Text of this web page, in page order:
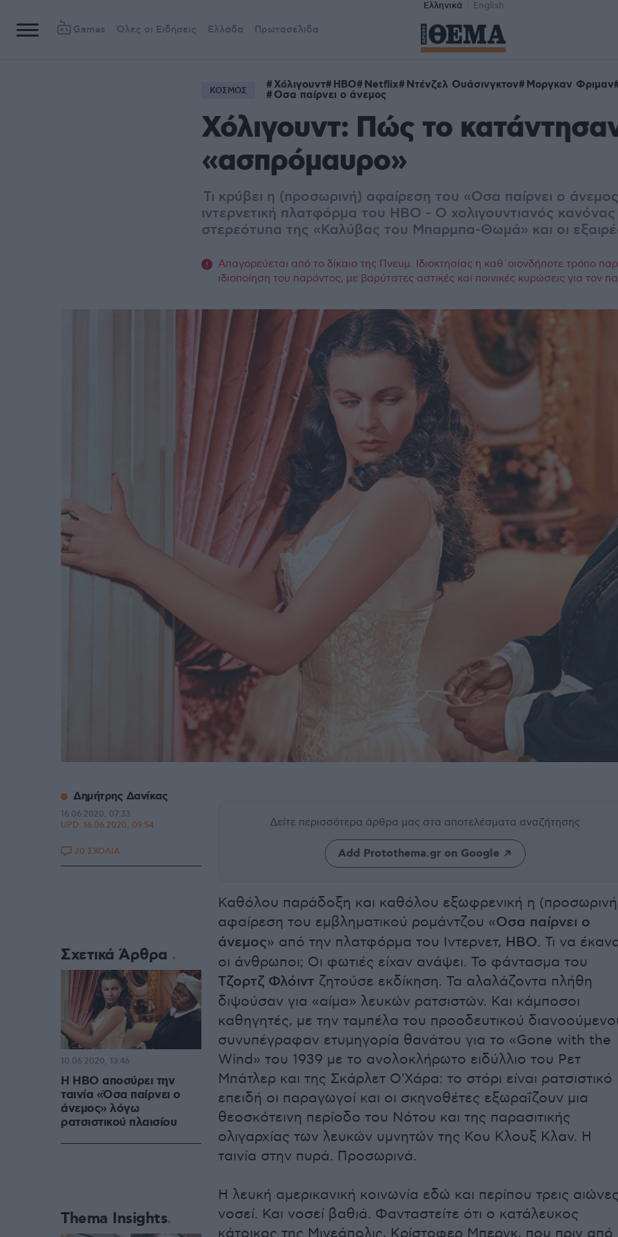
Ελληνικά English
Games Όλες οι Ειδήσεις Ελλάδα Πρωτοσέλιδα
ΚΟΣΜΟΣ Χόλιγουντ HBO Netflix Ντένζελ Ουάσινγκτον Μοργκαν Φριμαν
Οσα παίρνει ο άνεμος
Χόλιγουντ: Πώς το
«ασπρόμαυρο»
Τι κρύβει η (προσωρινή) αφαίρεση του «Οσα παίρνει ο
ιντερνετική πλατφόρμα του HBO - Ο χολιγουντιανός
στερεότυπα της «Καλύβας του Μπαρμπα-Θωμά» και οι
Απαγορεύεται από το δίκαιο της Πνευμ. Ιδιοκτησίας η καθ΄οιονδήποτε τρόπο
ιδιοποίηση του παρόντος, με βαρύτατες αστικές και ποινικές κυρώσεις για τον
Δείτε περισσότερα άρθρα μας στα αποτελέσματα αναζήτησης
Add Protothema.gr on Google
Καθόλου παράδοξη και καθόλου εξωφρενική η
αφαίρεση του εμβληματικού ρομάντζου «Οσα παίρνει ο
άνεμος» από την πλατφόρμα του Ιντερνετ, HBO. Τι να
οι άνθρωποι; Οι φωτιές είχαν ανάψει. Το φάντασμα του
Τζορτζ Φλόιντ ζητούσε εκδίκηση. Τα αλαλάζοντα πλήθη
διψούσαν για «αίμα» λευκών ρατσιστών. Και κάμποσοι
καθηγητές, με την ταμπέλα του προοδευτικού
συνυπέγραφαν ετυμηγορία θανάτου για το «Gone with the
Wind» του 1939 με το ανολοκλήρωτο ειδύλλιο του Ρετ
Μπάτλερ και της Σκάρλετ Ο'Χάρα: το στόρι είναι ρατσιστικό
επειδή οι παραγωγοί και οι σκηνοθέτες εξωραΐζουν μια
θεοσκότεινη περίοδο του Νότου και της παρασιτικής
ολιγαρχίας των λευκών υμνητών της Κου Κλουξ Κλαν. Η
ταινία στην πυρά. Προσωρινά.
Η λευκή αμερικανική κοινωνία εδώ και περίπου τρεις
νοσεί. Και νοσεί βαθιά. Φανταστείτε ότι ο κατάλευκος
κάτοικος της Μινεάπολις, Κρίστοφερ Μπεργκ, που πριν από
Δημήτρης Δανίκας
16.06.2020, 07:33
UPD: 16.06.2020, 09:54
20 ΣΧΟΛΙΑ
Σχετικά Άρθρα
Η HBO αποσύρει την
ταινία «Όσα παίρνει ο
άνεμος» λόγω
ρατσιστικού πλαισίου
10.06.2020, 13:46
Thema Insights